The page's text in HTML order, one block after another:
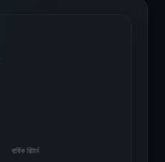
বার্ষিক রিটার্ন